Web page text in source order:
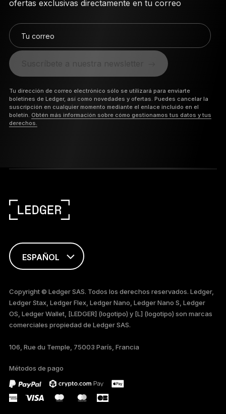
estimado ofrecido por el proveedor en la aplicación
ofertas exclusivas directamente en tu correo
Tu correo
Tu dirección de correo electrónico sólo se utilizará para enviarte
boletines de Ledger, así como novedades y ofertas. Puedes cancelar la
suscripción en cualquier momento mediante el enlace incluido en el
boletín. Obtén más información sobre cómo gestionamos tus datos y tus
derechos.
ESPAÑOL
FRANÇAIS
TÜRKÇE
DEUTSCH
PORTUGUÊS
РУССКИЙ
Copyright © Ledger SAS. Todos los derechos reservados. Ledger,
Ledger Stax, Ledger Flex, Ledger Nano, Ledger Nano S, Ledger
OS, Ledger Wallet, [LEDGER] (logotipo) y [L] (logotipo) son marcas
comerciales propiedad de Ledger SAS.
106, Rue du Temple, 75003 París, Francia
Métodos de pago